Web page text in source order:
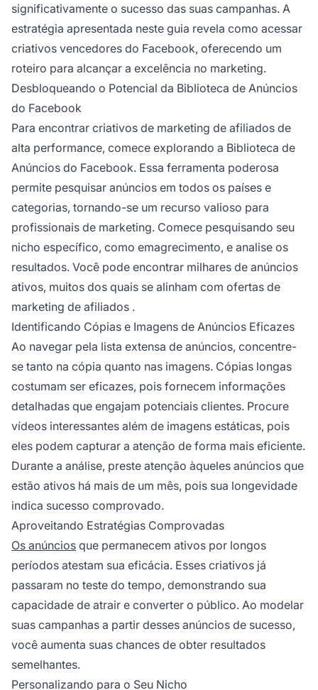
significativamente o sucesso das suas campanhas. A
estratégia apresentada neste guia revela como acessar
criativos vencedores do Facebook, oferecendo um
roteiro para alcançar a excelência no marketing.
Desbloqueando o Potencial da Biblioteca de Anúncios
do Facebook
Para encontrar criativos de marketing de afiliados de
alta performance, comece explorando a Biblioteca de
Anúncios do Facebook. Essa ferramenta poderosa
permite pesquisar anúncios em todos os países e
categorias, tornando-se um recurso valioso para
profissionais de marketing. Comece pesquisando seu
nicho específico, como emagrecimento, e analise os
resultados. Você pode encontrar milhares de anúncios
ativos, muitos dos quais se alinham com ofertas de
marketing de afiliados .
Identificando Cópias e Imagens de Anúncios Eficazes
Ao navegar pela lista extensa de anúncios, concentre-
se tanto na cópia quanto nas imagens. Cópias longas
costumam ser eficazes, pois fornecem informações
detalhadas que engajam potenciais clientes. Procure
vídeos interessantes além de imagens estáticas, pois
eles podem capturar a atenção de forma mais eficiente.
Durante a análise, preste atenção àqueles anúncios que
estão ativos há mais de um mês, pois sua longevidade
indica sucesso comprovado.
Aproveitando Estratégias Comprovadas
Os anúncios que permanecem ativos por longos
períodos atestam sua eficácia. Esses criativos já
passaram no teste do tempo, demonstrando sua
capacidade de atrair e converter o público. Ao modelar
suas campanhas a partir desses anúncios de sucesso,
você aumenta suas chances de obter resultados
semelhantes.
Personalizando para o Seu Nicho